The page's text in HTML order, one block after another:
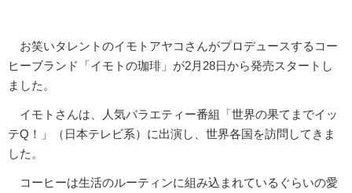
お笑いタレントのイモトアヤコさんがプロデュースするコー
ヒーブランド「イモトの珈琲」が2月28日から発売スタートし
ました。
イモトさんは、人気バラエティー番組「世界の果てまでイッ
テQ！」（日本テレビ系）に出演し、世界各国を訪問してきま
した。
コーヒーは生活のルーティンに組み込まれているぐらいの愛